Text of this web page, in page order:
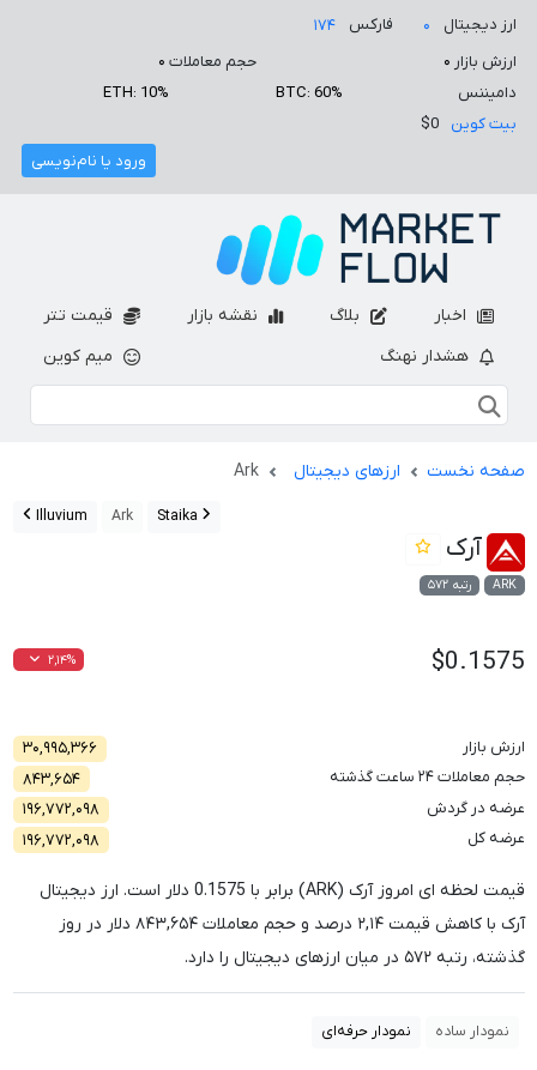
ارز دیجیتال ۰ فارکس
۱۷۴
ارزش بازار ۰ حجم معاملات ۰
دامیننس
BTC: 60%
ETH: 10%
بیت کوین
$0
ورود یا نام‌نویسی
اخبار بلاگ نقشه بازار
قیمت تتر
هشدار نهنگ
میم کوین
صفحه نخست ارزهای دیجیتال Ark
Ark
Illuvium
آرک
ARK رتبه ۵۷۲
$0.1575 ۲,۱۴%
ارزش بازار
۳۰,۹۹۵,۳۶۶
حجم معاملات ۲۴ ساعت گذشته
۸۴۳,۶۵۴
عرضه در گردش
۱۹۶,۷۷۲,۰۹۸
عرضه کل
۱۹۶,۷۷۲,۰۹۸
قیمت لحظه ای امروز آرک (ARK) برابر با 0.1575 دلار است. ارز دیجیتال
آرک با کاهش قیمت۲,۱۴ درصد و حجم معاملات۸۴۳,۶۵۴ دلار در روز
گذشته، رتبه۵۷۲ در میان ارزهای دیجیتال را دارد.
نمودار ساده نمودار حرفه‌ای